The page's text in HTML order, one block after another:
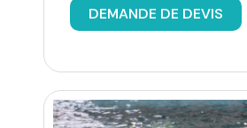
DEMANDE DE DEVIS